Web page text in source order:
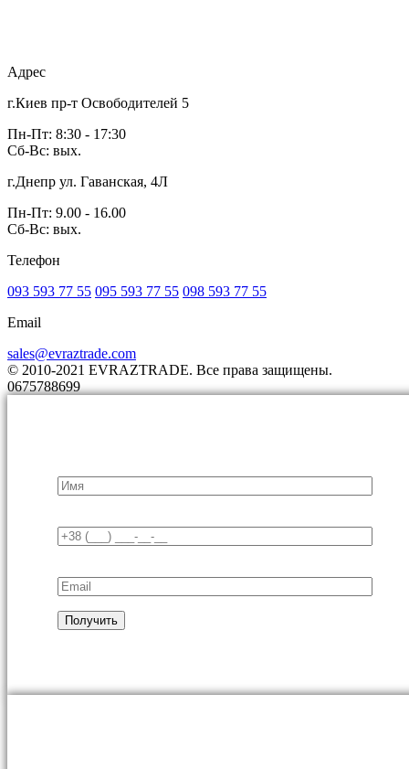
Адрес
г.Киев пр-т Освободителей 5
Пн-Пт: 8:30 - 17:30
Сб-Вс: вых.
г.Днепр ул. Гаванская, 4Л
Пн-Пт: 9.00 - 16.00
Сб-Вс: вых.
Телефон
093 593 77 55 095 593 77 55 098 593 77 55
Email
sales@evraztrade.com
© 2010-2021 EVRAZTRADE. Все права защищены.
0675788699